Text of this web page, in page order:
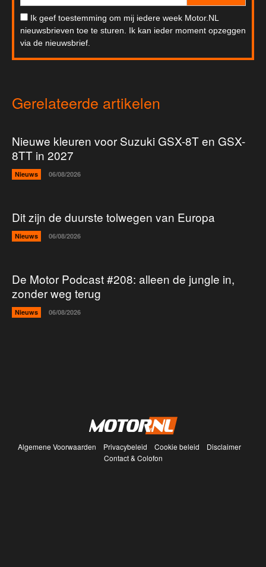
Ik geef toestemming om mij iedere week Motor.NL
nieuwsbrieven toe te sturen. Ik kan ieder moment opzeggen
via de nieuwsbrief.
Gerelateerde artikelen
Nieuwe kleuren voor Suzuki GSX-8T en GSX-
8TT in 2027
Nieuws 06/08/2026
Dit zijn de duurste tolwegen van Europa
Nieuws 06/08/2026
De Motor Podcast #208: alleen de jungle in,
zonder weg terug
Nieuws 06/08/2026
Algemene Voorwaarden Privacybeleid Cookie beleid
Disclaimer
Contact & Colofon